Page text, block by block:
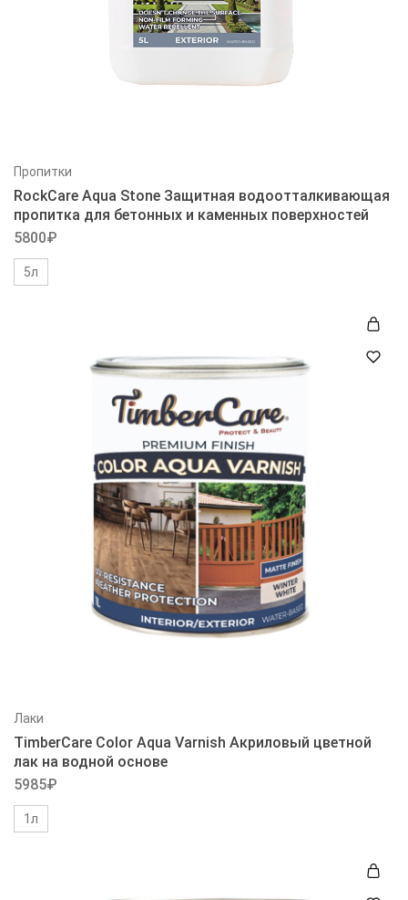
Пропитки
RockCare Aqua Stone Защитная водоотталкивающая
пропитка для бетонных и каменных поверхностей
5800₽
5л
Лаки
TimberCare Color Aqua Varnish Акриловый цветной
лак на водной основе
5985₽
1л